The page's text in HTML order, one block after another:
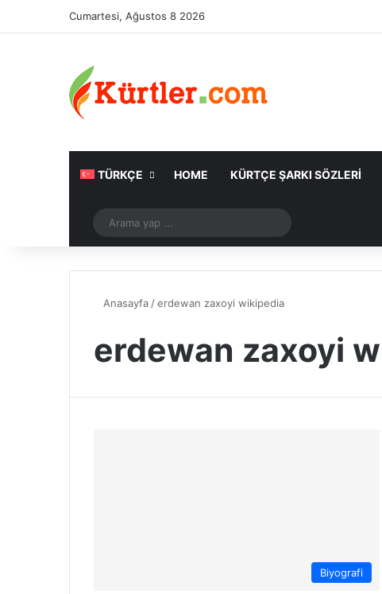
Cumartesi, Ağustos 8 2026
TÜRKÇE HOME KÜRTÇE ŞARKI SÖZLERI
Rastgele Makale
yap
Anasayfa /erdewan zaxoyi wikipedia
erdewan zaxoyi
Biyografi